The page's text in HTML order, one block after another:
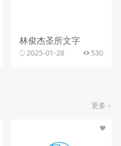
林俊杰圣所文字
2025-01-28 530
更多